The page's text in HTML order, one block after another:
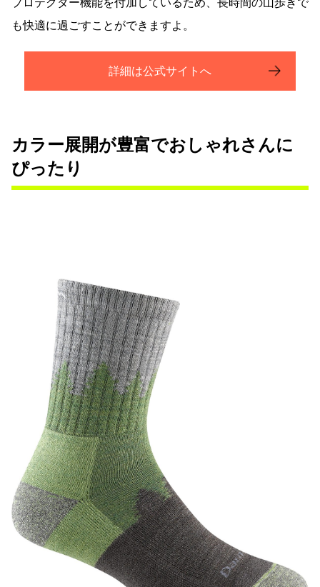
も快適に過ごすことができますよ。
詳細は公式サイトへ
カラー展開が豊富でおしゃれさんに
ぴったり